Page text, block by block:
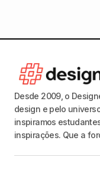
Desde 2009, o
design e pelo
inspiramos
inspirações. Que a